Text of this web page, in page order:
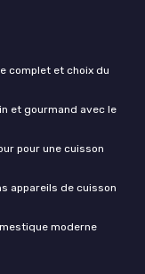
complet et choix du
et gourmand avec le
pour une cuisson
appareils de cuisson
moderne